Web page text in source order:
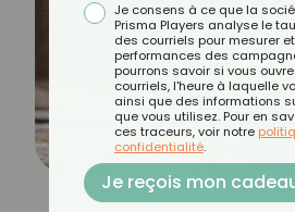
Je consens à ce que la
Prisma Players analyse le
des courriels pour mesurer
performances des
pourrons savoir si vous
courriels, l'heure à laquelle
ainsi que des informations
que vous utilisez. Pour en
ces traceurs, voir notre
confidentialité.
Je reçois mon